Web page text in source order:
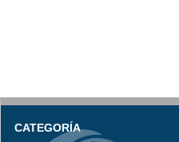
CATEGORÍA